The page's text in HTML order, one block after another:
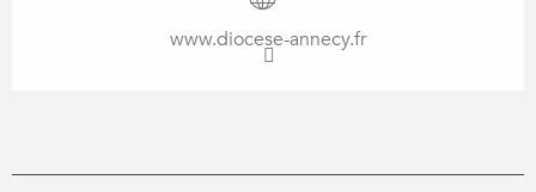
www.diocese-annecy.fr